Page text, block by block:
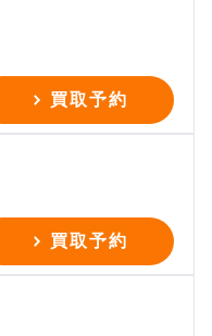
買取予約
買取予約